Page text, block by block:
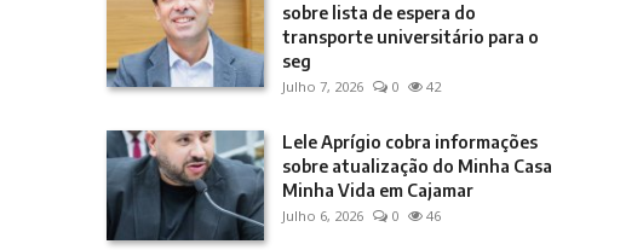
sobre lista de espera do
transporte universitário para o
seg
Julho 7, 2026 0 42
Lele Aprígio cobra informações
sobre atualização do Minha Casa
Minha Vida em Cajamar
Julho 6, 2026 0 46